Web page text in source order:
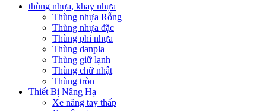
thùng nhựa, khay nhựa
Thùng nhựa Rỗng
Thùng nhựa đặc
Thùng phi nhựa
Thùng danpla
Thùng giữ lạnh
Thùng chữ nhật
Thùng tròn
Thiết Bị Nâng Hạ
Xe nâng tay thấp